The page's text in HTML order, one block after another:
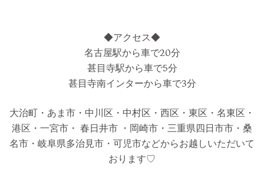
◆アクセス◆
名古屋駅から車で20分
甚目寺駅から車で5分
甚目寺南インターから車で3分
大治町・あま市・中川区・中村区・西区・東区・名東区・
港区・一宮市・ 春日井市 ・岡崎市・三重県四日市市・桑
名市・岐阜県多治見市・可児市などからお越しいただいて
おります♡